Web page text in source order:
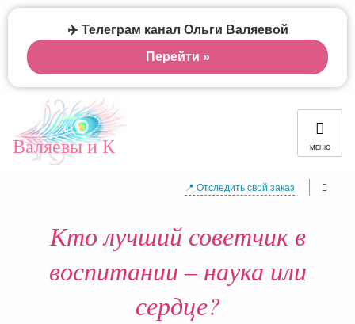
Валяевы и К МЕНЮ
📍 Отследить свой заказ
Кто лучший советчик в
воспитании – наука или
сердце?
✈️ Телеграм канал Ольги Валяевой
Перейти »